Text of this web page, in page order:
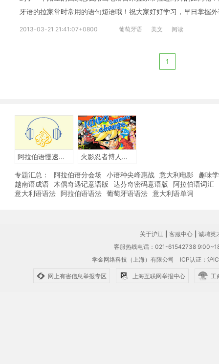
牙语的拉家常时常用的语句短语哦！祝大家好好学习，早日掌握
2013-03-21 21:41:07+0800 葡萄牙语 美文 阅读
1
阿拉伯语慢速听力 火影忍者博人传BORUTO-阿拉伯语版
专题汇总： 阿拉伯语分会场 小语种尖峰惠战 意大利电影
趣味
越南语成语
木偶奇遇记意语版 达芬奇密码意语版
阿拉伯语词汇
意大利语语法 阿拉伯语语法 葡萄牙语语法 意大利语单词
关于沪江 客服中心
诚聘英
客服热线电话：021-61542738
学金网络科技（上海）有限公司 ICP认证：沪
网上有害信息举报专区 上海互联网举报中心 工